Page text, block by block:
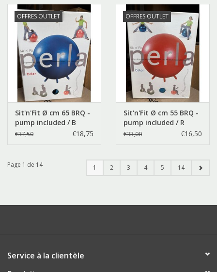
OFFRES OUTLET
Sit'n'Fit Ø cm 65 BRQ -
pump included / B
€37,50 €18,75
OFFRES OUTLET
Sit'n'Fit Ø cm 55 BRQ -
pump included / R
€33,00 €16,50
Page 1 de 14 1 2 3 4 5 14
Service à la clientèle